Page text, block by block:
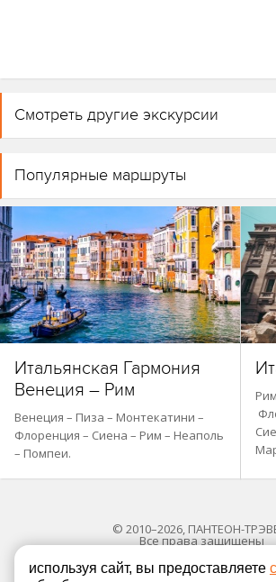
Смотреть другие экскурсии
Популярные маршруты
Итальянская Гармония
Венеция – Рим
Венеция – Пиза – Монтекатини –
Флоренция – Сиена – Рим – Неаполь
– Помпеи.
© 2010–2026, ПАНТЕОН-
Все права защищены
используя сайт, вы предоставляете